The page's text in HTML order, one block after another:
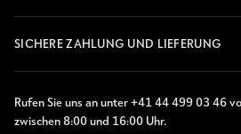
SICHERE ZAHLUNG UND LIEFERUNG
Rufen Sie uns an unter +41 44 499 03 46
zwischen 8:00 und 16:00 Uhr.